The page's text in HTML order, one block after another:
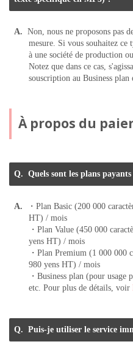
Non, nous ne proposons pas
mesure. Si vous souhaitez ce
à une société de production
Notez que dans ce cas,
souscription au Business plan
À propos du
Quels sont les plans
・Plan Basic (200 000
HT) / mois
・Plan Value (450 000
yens HT) / mois
・Plan Premium (1 000 000
980 yens HT) / mois
・Business plan (pour usage
etc. Pour plus de détails, voir
Puis-je utiliser le service